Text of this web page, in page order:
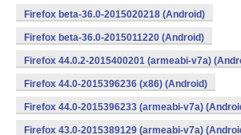
Firefox beta-36.0-2015020218 (Android)
Firefox beta-36.0-2015011220 (Android)
Firefox 44.0.2-2015400201 (armeabi-v7a)
Firefox 44.0-2015396236 (x86) (Android)
Firefox 44.0-2015396233 (armeabi-v7a)
Firefox 43.0-2015389129 (armeabi-v7a)